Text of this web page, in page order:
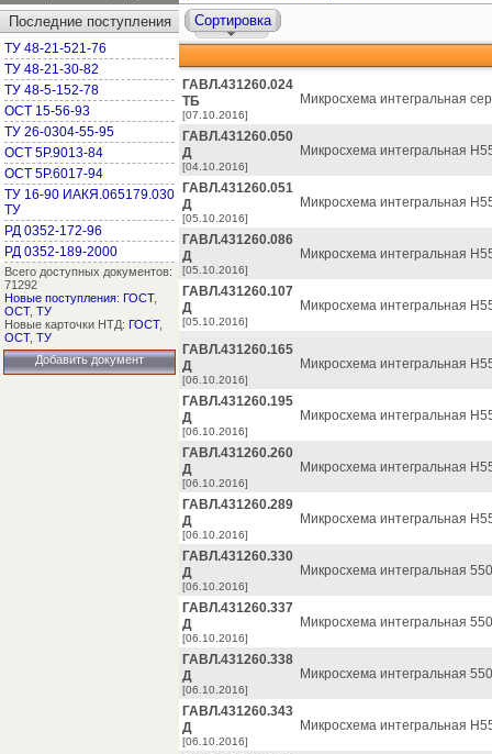
Последние поступления
ТУ 48-21-521-76
ТУ 48-21-30-82
ТУ 48-5-152-78
ОСТ 15-56-93
ТУ 26-0304-55-95
ОСТ 5Р.9013-84
ОСТ 5Р.6017-94
ТУ 16-90 ИАКЯ.065179.030
ТУ
РД 0352-172-96
РД 0352-189-2000
Всего доступных документов:
71292
Новые поступления: ГОСТ,
ОСТ, ТУ
Новые карточки НТД: ГОСТ,
ОСТ, ТУ
Добавить документ
Сортировка
ГАВЛ.431260.024
ТБ
[07.10.2016]
Микросхема интегральная
ГАВЛ.431260.050
Д
[04.10.2016]
Микросхема интегральная
ГАВЛ.431260.051
Д
[05.10.2016]
Микросхема интегральная
ГАВЛ.431260.086
Д
[05.10.2016]
Микросхема интегральная
ГАВЛ.431260.107
Д
[05.10.2016]
Микросхема интегральная
ГАВЛ.431260.165
Д
[06.10.2016]
Микросхема интегральная
ГАВЛ.431260.195
Д
[06.10.2016]
Микросхема интегральная
ГАВЛ.431260.260
Д
[06.10.2016]
Микросхема интегральная
ГАВЛ.431260.289
Д
[06.10.2016]
Микросхема интегральная
ГАВЛ.431260.330
Д
[06.10.2016]
Микросхема интегральная
ГАВЛ.431260.337
Д
[06.10.2016]
Микросхема интегральная
ГАВЛ.431260.338
Д
[06.10.2016]
Микросхема интегральная
ГАВЛ.431260.343
Д
[06.10.2016]
Микросхема интегральная